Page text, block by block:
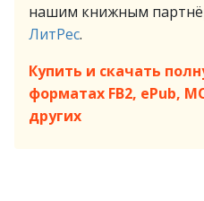
нашим книжным
ЛитРес.
Купить и скачать
форматах FB2, ePub,
других